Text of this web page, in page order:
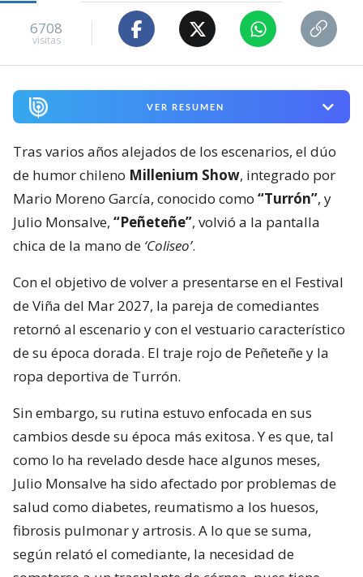
6708
visitas
VER RESUMEN
Tras varios años alejados de los escenarios, el dúo
de humor chileno Millenium Show, integrado por
Mario Moreno García, conocido como “Turrón”, y
Julio Monsalve, “Peñeteñe”, volvió a la pantalla
chica de la mano de ‘Coliseo’.
Con el objetivo de volver a presentarse en el Festival
de Viña del Mar 2027, la pareja de comediantes
retornó al escenario y con el vestuario característico
de su época dorada. El traje rojo de Peñeteñe y la
ropa deportiva de Turrón.
Sin embargo, su rutina estuvo enfocada en sus
cambios desde su época más exitosa. Y es que, tal
como lo ha revelado desde hace algunos meses,
Julio Monsalve ha sido afectado por problemas de
salud como diabetes, reumatismo a los huesos,
fibrosis pulmonar y artrosis. A lo que se suma,
según relató el comediante, la necesidad de